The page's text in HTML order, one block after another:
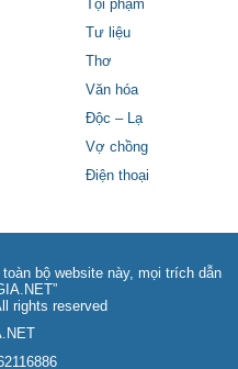
Tội phạm
Tư liệu
Thơ
Văn hóa
Độc – Lạ
Vợ chồng
Điện thoại
bộ website này, mọi trích dẫn
rights reserved